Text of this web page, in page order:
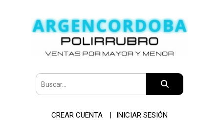
CREAR CUENTA INICIAR SESIÓN